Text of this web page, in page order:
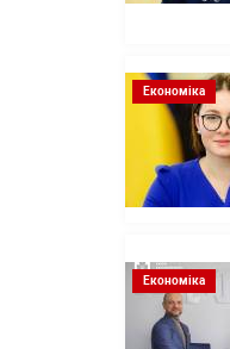
Економіка
Економіка